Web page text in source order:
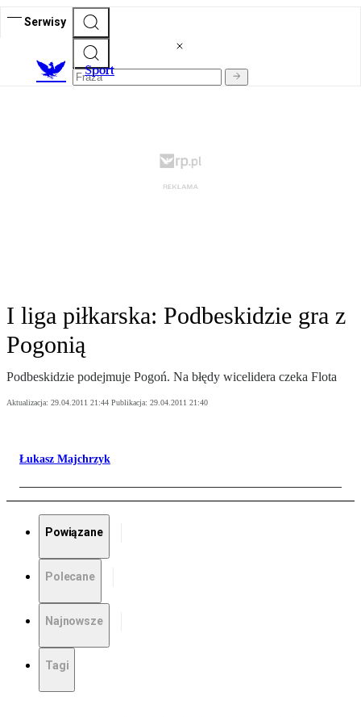
Serwisy
Sport
I liga piłkarska: Podbeskidzie gra z
Pogonią
Podbeskidzie podejmuje Pogoń. Na błędy wicelidera czeka Flota
Aktualizacja: 29.04.2011 21:44 Publikacja: 29.04.2011 21:40
Łukasz Majchrzyk
Powiązane
Polecane
Najnowsze
Tagi